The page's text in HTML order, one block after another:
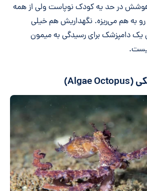
در حد یه کودک نوپاست ولی از همه
رو به هم می‌ریزه. نگهداریش هم خیلی
یک دامپزشک برای رسیدگی به میمون